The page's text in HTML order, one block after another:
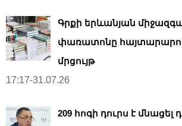
Գրքի երևանյան
փառատոնը
մրցույթ
17:17-31.07.26
209 հոգի դուրս է մնացել